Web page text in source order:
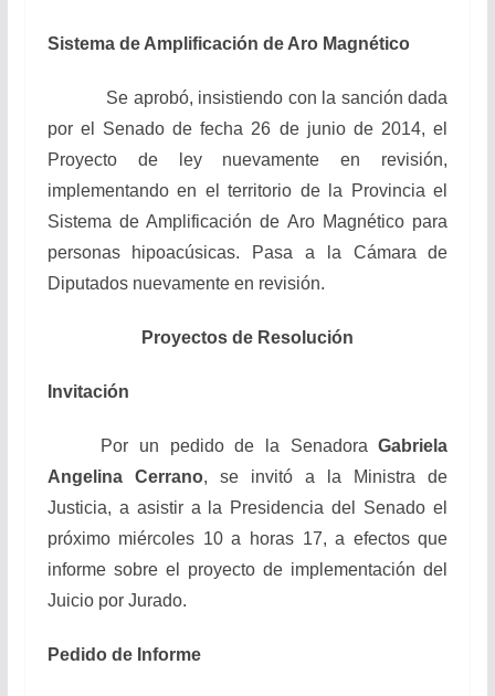
Sistema de Amplificación de Aro Magnético
Se aprobó, insistiendo con la sanción dada
por el Senado de fecha 26 de junio de 2014, el
Proyecto de ley nuevamente en revisión,
implementando en el territorio de la Provincia el
Sistema de Amplificación de Aro Magnético para
personas hipoacúsicas. Pasa a la Cámara de
Diputados nuevamente en revisión.
Proyectos de Resolución
Invitación
Por un pedido de la SenadoraGabriela
Angelina Cerrano, se invitó a la Ministra de
Justicia, a asistir a la Presidencia del Senado el
próximo miércoles 10 a horas 17, a efectos que
informe sobre el proyecto de implementación del
Juicio por Jurado.
Pedido de Informe